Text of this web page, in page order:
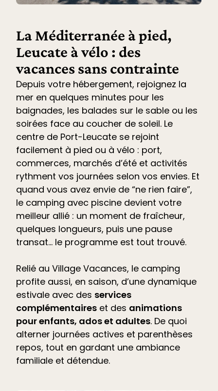
La Méditerranée à pied,
Leucate à vélo : des
vacances sans contrainte
Depuis votre hébergement, rejoignez la
mer en quelques minutes pour les
baignades, les balades sur le sable ou les
soirées face au coucher de soleil. Le
centre de Port-Leucate se rejoint
facilement à pied ou à vélo : port,
commerces, marchés d’été et activités
rythment vos journées selon vos envies. Et
quand vous avez envie de “ne rien faire”,
le camping avec piscine devient votre
meilleur allié : un moment de fraîcheur,
quelques longueurs, puis une pause
transat… le programme est tout trouvé.
Relié au Village Vacances, le camping
profite aussi, en saison, d’une dynamique
estivale avec des services
complémentaires et des animations
pour enfants, ados et adultes. De quoi
alterner journées actives et parenthèses
repos, tout en gardant une ambiance
familiale et détendue.